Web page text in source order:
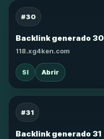
#30
Backlink generado 30
118.xg4ken.com
SI Abrir
#31
Backlink generado 31